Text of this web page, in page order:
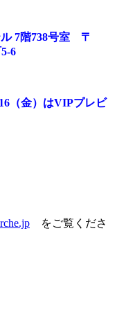
7階738号室 〒
6
（金）はVIPプレビ
をご覧くださ